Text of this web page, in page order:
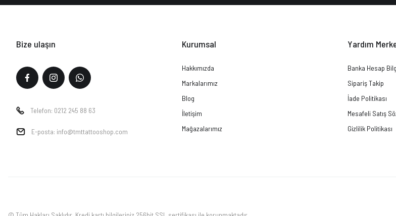
Bize ulaşın
Telefon: 0212 245 88 63
E-posta: info@tmttattooshop.com
Kurumsal
Hakkımızda
Markalarımız
Blog
İletişim
Mağazalarımız
Yardım
Banka Hesap
Sipariş Takip
İade Politikası
Mesafeli Satış
Gizlilik Politikası